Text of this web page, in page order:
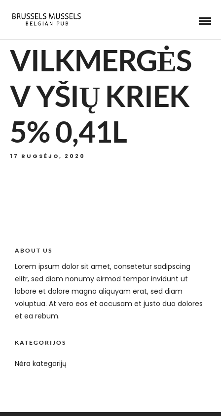
VILKMERGĖS
V YŠIŲ KRIEK
5% 0,41L
17 RUGSĖJO, 2020
ABOUT US
Lorem ipsum dolor sit amet, consetetur sadipscing
elitr, sed diam nonumy eirmod tempor invidunt ut
labore et dolore magna aliquyam erat, sed diam
voluptua. At vero eos et accusam et justo duo dolores
et ea rebum.
KATEGORIJOS
Nėra kategorijų